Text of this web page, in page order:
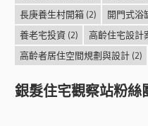
長庚養生村開箱(2) 開門式浴
養老宅投資(2) 高齡住宅設計
高齡者居住空間規劃與設計(2)
銀髮住宅觀察站粉絲